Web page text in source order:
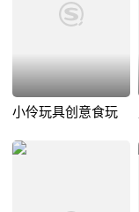
小伶玩具创意食玩